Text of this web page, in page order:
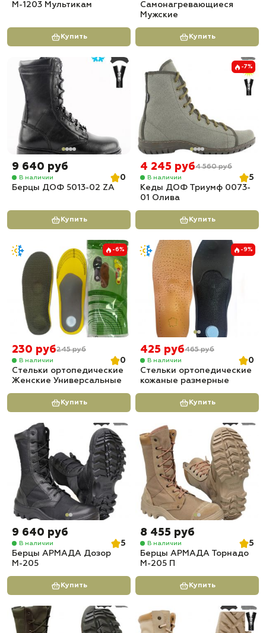
М-1203 Мультикам
Купить
Самонагревающиеся
Мужские
Купить
9 640 руб
В наличии
0
Берцы ДОФ 5013-02 ZA
Купить
-7%
4 245 руб4 560 руб
В наличии
5
Кеды ДОФ Триумф 0073-
01 Олива
Купить
-6%
230 руб245 руб
В наличии
0
Стельки ортопедические
Женские Универсальные
Купить
-9%
425 руб465 руб
В наличии
0
Стельки ортопедические
кожаные размерные
Купить
9 640 руб
В наличии
5
Берцы АРМАДА Дозор
М-205
Купить
8 455 руб
В наличии
5
Берцы АРМАДА Торнадо
М-205 П
Купить